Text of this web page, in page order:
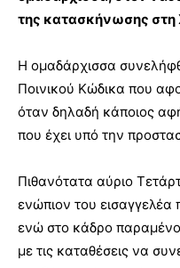
της κατασκήνωσης στη
Η ομαδάρχισσα
Ποινικού Κώδικα που
όταν δηλαδή κάποιος
που έχει υπό την
Πιθανότατα αύριο
ενώπιον του εισαγγελέα
ενώ στο κάδρο
με τις καταθέσεις να